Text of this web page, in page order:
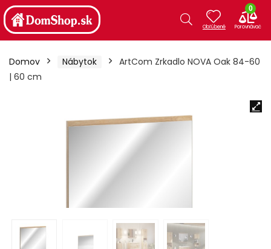
0
Domov Nábytok
ArtCom Zrkadlo NOVA Oak 84-60
| 60 cm